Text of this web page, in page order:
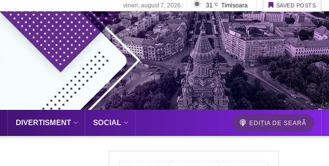
vineri, august 7, 2026 31 °C Timisoara SAVED POSTS
DIVERTISMENT SOCIAL EDIȚIA DE SEARĂ